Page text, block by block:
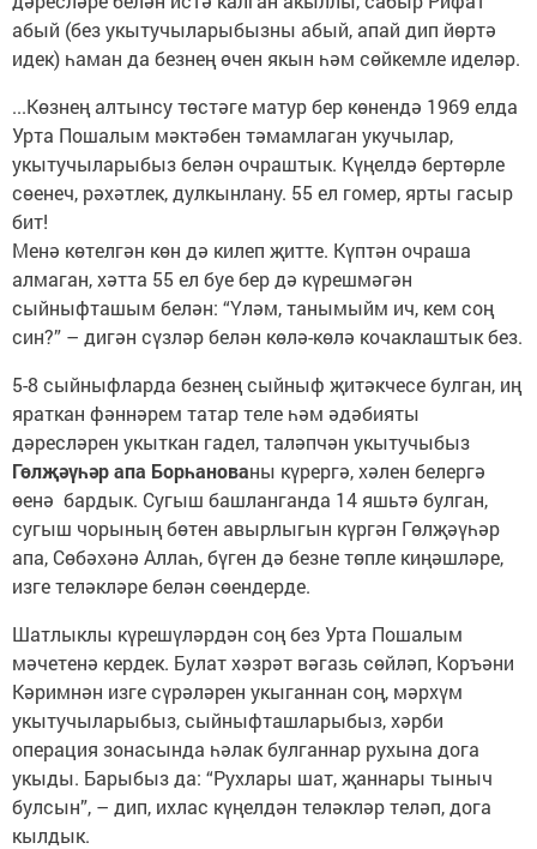
абый (без укытучыларыбызны абый, апай дип йөртә
идек) һаман да безнең өчен якын һәм сөйкемле иделәр.
...Көзнең алтынсу төстәге матур бер көнендә 1969 елда
Урта Пошалым мәктәбен тәмамлаган укучылар,
укытучыларыбыз белән очраштык. Күңелдә бертөрле
сөенеч, рәхәтлек, дулкынлану. 55 ел гомер, ярты гасыр
бит!
Менә көтелгән көн дә килеп җитте. Күптән очраша
алмаган, хәтта 55 ел буе бер дә күрешмәгән
сыйныфташым белән: “Үләм, танымыйм ич, кем соң
син?” – дигән сүзләр белән көлә-көлә кочаклаштык без.
5-8 сыйныфларда безнең сыйныф җитәкчесе булган, иң
яраткан фәннәрем татар теле һәм әдәбияты
дәресләрен укыткан гадел, таләпчән укытучыбыз
Гөлҗәүһәр апа Борһанованы күрергә, хәлен белергә
өенә бардык. Сугыш башланганда 14 яшьтә булган,
сугыш чорының бөтен авырлыгын күргән Гөлҗәүһәр
апа, Сөбәхәнә Аллаһ, бүген дә безне төпле киңәшләре,
изге теләкләре белән сөендерде.
Шатлыклы күрешүләрдән соң без Урта Пошалым
мәчетенә кердек. Булат хәзрәт вәгазь сөйләп, Коръәни
Кәримнән изге сүрәләрен укыганнан соң, мәрхүм
укытучыларыбыз, сыйныфташларыбыз, хәрби
операция зонасында һәлак булганнар рухына дога
укыды. Барыбыз да: “Рухлары шат, җаннары тыныч
булсын”, – дип, ихлас күңелдән теләкләр теләп, дога
кылдык.